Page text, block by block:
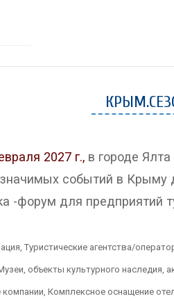
2027 г.,в городе Ялта
значимых событий в Крыму
-форум для предприятий
Туристические агентства/
объекты культурного наследия,
Комплексное оснащение